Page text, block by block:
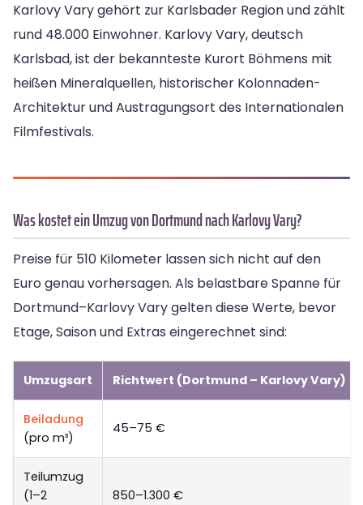
Karlovy Vary gehört zur Karlsbader Region und zählt
rund 48.000 Einwohner. Karlovy Vary, deutsch
Karlsbad, ist der bekannteste Kurort Böhmens mit
heißen Mineralquellen, historischer Kolonnaden-
Architektur und Austragungsort des Internationalen
Filmfestivals.
Was kostet ein Umzug von Dortmund nach Karlovy Vary?
Preise für 510 Kilometer lassen sich nicht auf den
Euro genau vorhersagen. Als belastbare Spanne für
Dortmund–Karlovy Vary gelten diese Werte, bevor
Etage, Saison und Extras eingerechnet sind:
Umzugsart Richtwert (Dortmund – Karlovy Vary)
Beiladung
(pro m³)
45–75 €
Teilumzug
(1–2
850–1.300 €